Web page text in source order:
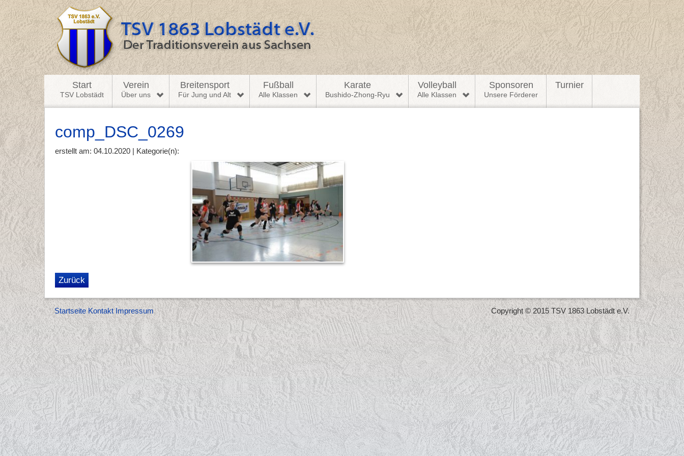
Start
TSV Lobstädt
Verein
Über uns
Breitensport
Für Jung und Alt
Fußball
Alle Klassen
Karate
Bushido-Zhong-Ryu
Volleyball
Alle Klassen
Sponsoren
Unsere Förderer
Turnier
comp_DSC_0269
erstellt am: 04.10.2020 | Kategorie(n):
Zurück
Startseite Kontakt Impressum Copyright © 2015 TSV 1863 Lobstädt e.V.